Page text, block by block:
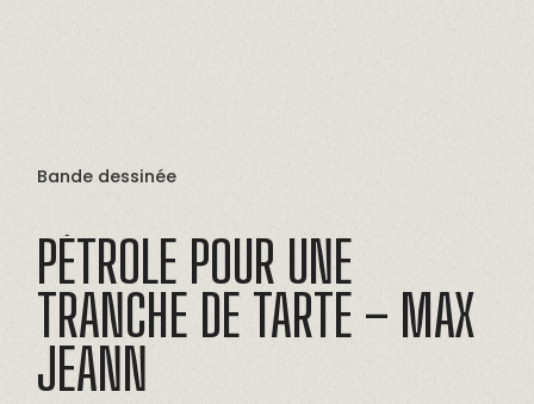
Bande dessinée
PÉTROLE POUR UNE
TRANCHE DE TARTE – MAX
JEANN